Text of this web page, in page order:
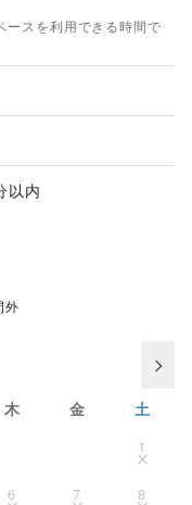
ースを利用できる時間で
以内
外
木 金 土
1
6 7 8